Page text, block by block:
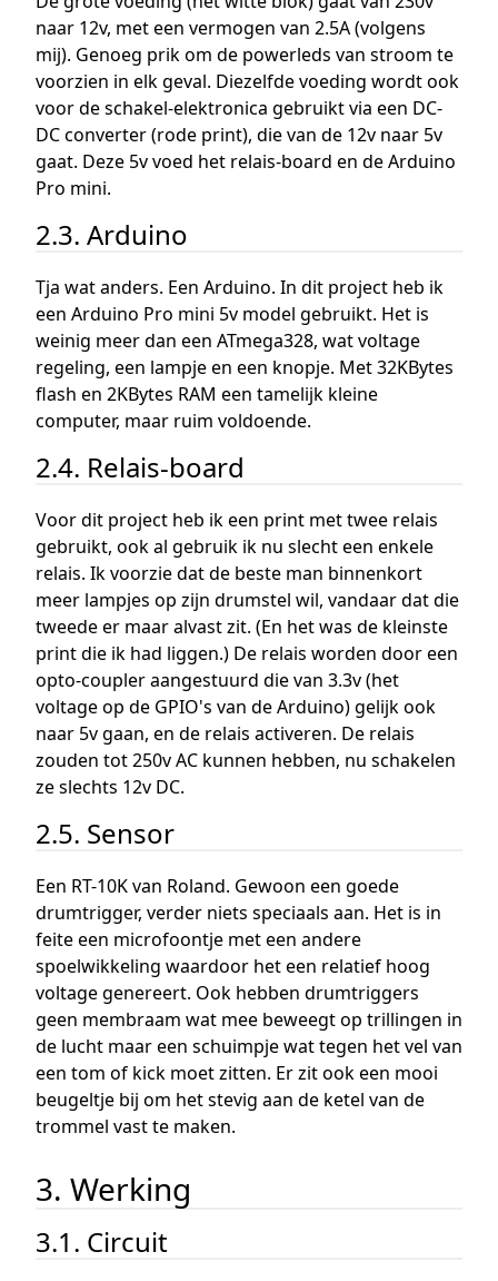
naar 12v, met een vermogen van 2.5A (volgens
mij). Genoeg prik om de powerleds van stroom te
voorzien in elk geval. Diezelfde voeding wordt ook
voor de schakel-elektronica gebruikt via een DC-
DC converter (rode print), die van de 12v naar 5v
gaat. Deze 5v voed het relais-board en de Arduino
Pro mini.
2.3. Arduino
Tja wat anders. Een Arduino. In dit project heb ik
een Arduino Pro mini 5v model gebruikt. Het is
weinig meer dan een ATmega328, wat voltage
regeling, een lampje en een knopje. Met 32KBytes
flash en 2KBytes RAM een tamelijk kleine
computer, maar ruim voldoende.
2.4. Relais-board
Voor dit project heb ik een print met twee relais
gebruikt, ook al gebruik ik nu slecht een enkele
relais. Ik voorzie dat de beste man binnenkort
meer lampjes op zijn drumstel wil, vandaar dat die
tweede er maar alvast zit. (En het was de kleinste
print die ik had liggen.) De relais worden door een
opto-coupler aangestuurd die van 3.3v (het
voltage op de GPIO's van de Arduino) gelijk ook
naar 5v gaan, en de relais activeren. De relais
zouden tot 250v AC kunnen hebben, nu schakelen
ze slechts 12v DC.
2.5. Sensor
Een RT-10K van Roland. Gewoon een goede
drumtrigger, verder niets speciaals aan. Het is in
feite een microfoontje met een andere
spoelwikkeling waardoor het een relatief hoog
voltage genereert. Ook hebben drumtriggers
geen membraam wat mee beweegt op trillingen in
de lucht maar een schuimpje wat tegen het vel van
een tom of kick moet zitten. Er zit ook een mooi
beugeltje bij om het stevig aan de ketel van de
trommel vast te maken.
3. Werking
3.1. Circuit